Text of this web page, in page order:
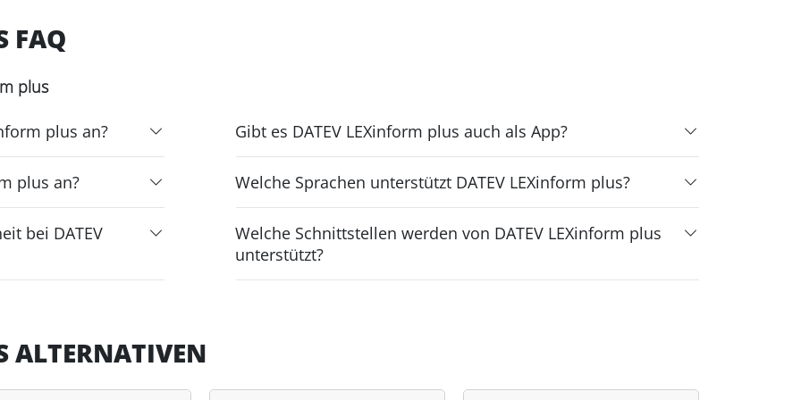
FAQ
plus
plus an?
plus an?
bei DATEV
Gibt es DATEV LEXinform plus auch als App?
Welche Sprachen unterstützt DATEV LEXinform plus?
Welche Schnittstellen werden von DATEV LEXinform plus
unterstützt?
ALTERNATIVEN